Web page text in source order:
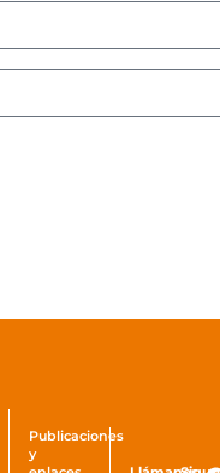
Publicaciones
y